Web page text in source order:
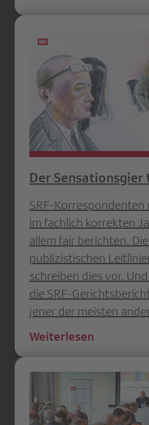
Der
SRF-Korrespondenten
im fachlich korrekten
allem fair berichten.
publizistischen
schreiben dies vor.
die SRF-
jener der meisten
Weiterlesen